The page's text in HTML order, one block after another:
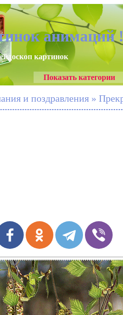
анимаций
картинок
Показать категории
и поздравления »